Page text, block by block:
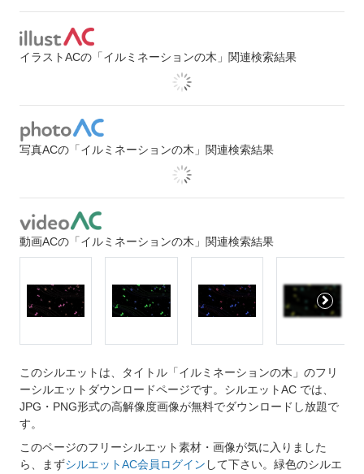
イラストACの「イルミネーションの木」関連検索結果
写真ACの「イルミネーションの木」関連検索結果
動画ACの「イルミネーションの木」関連検索結果
このシルエットは、タイトル「イルミネーションの木」のフリ
ーシルエットダウンロードページです。シルエットAC では、
JPG・PNG形式の高解像度画像が無料でダウンロードし放題で
す。
このページのフリーシルエット素材・画像が気に入りました
ら、まずシルエットAC会員ログイン して下さい。緑色のシルエ